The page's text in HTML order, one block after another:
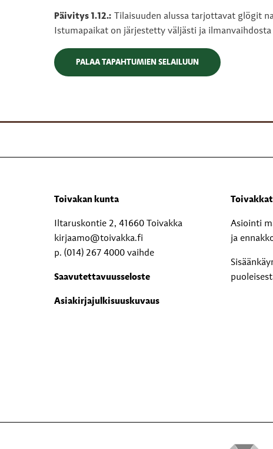
Päivitys 1.12.: Tilaisuuden alussa tarjottavat glögit
Istumapaikat on järjestetty väljästi ja
PALAA TAPAHTUMIEN SELAILUUN
Toivakan kunta
Iltaruskontie 2, 41660 Toivakka
kirjaamo@toivakka.fi
p. (014) 267 4000 vaihde
Saavutettavuusseloste
Asiakirjajulkisuuskuvaus
Asiointi
ja